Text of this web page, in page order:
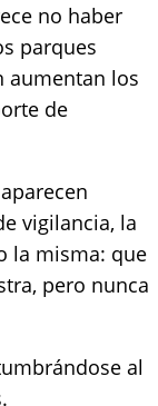
no haber
parques
aumentan los
de
vigilancia, la
la misma: que
pero nunca
al